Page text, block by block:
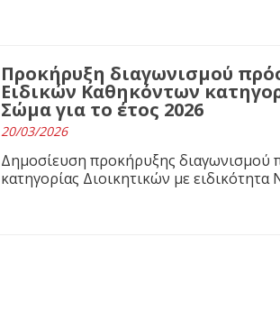
Προκήρυξη διαγωνισμού
Ειδικών Καθηκόντων
Σώμα για το έτος 2026
20/03/2026
Δημοσίευση προκήρυξης διαγωνισμού
κατηγορίας Διοικητικών με